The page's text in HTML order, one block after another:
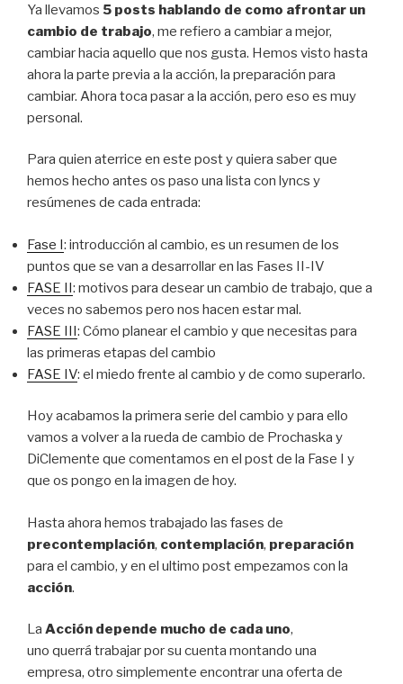
Ya llevamos 5 posts hablando de como afrontar un
cambio de trabajo, me refiero a cambiar a mejor,
cambiar hacia aquello que nos gusta. Hemos visto hasta
ahora la parte previa a la acción, la preparación para
cambiar. Ahora toca pasar a la acción, pero eso es muy
personal.
Para quien aterrice en este post y quiera saber que
hemos hecho antes os paso una lista con lyncs y
resúmenes de cada entrada:
Fase I: introducción al cambio, es un resumen de los
puntos que se van a desarrollar en las Fases II-IV
FASE II: motivos para desear un cambio de trabajo, que a
veces no sabemos pero nos hacen estar mal.
FASE III: Cómo planear el cambio y que necesitas para
las primeras etapas del cambio
FASE IV: el miedo frente al cambio y de como superarlo.
Hoy acabamos la primera serie del cambio y para ello
vamos a volver a la rueda de cambio de Prochaska y
DiClemente que comentamos en el post de la Fase I y
que os pongo en la imagen de hoy.
Hasta ahora hemos trabajado las fases de
precontemplación, contemplación, preparación
para el cambio, y en el ultimo post empezamos con la
acción.
La Acción depende mucho de cada uno,
uno querrá trabajar por su cuenta montando una
empresa, otro simplemente encontrar una oferta de